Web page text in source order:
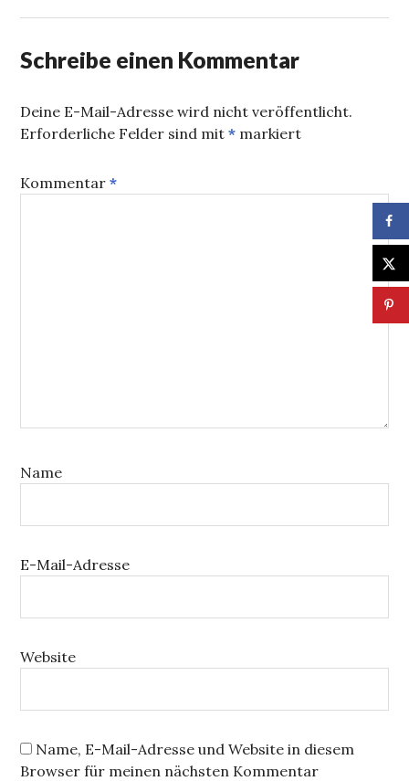
Schreibe einen Kommentar
Deine E-Mail-Adresse wird nicht veröffentlicht.
Erforderliche Felder sind mit* markiert
Kommentar*
Name
E-Mail-Adresse
Website
Name, E-Mail-Adresse und Website in diesem
Browser für meinen nächsten Kommentar